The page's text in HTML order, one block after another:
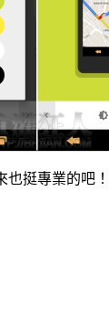
也挺專業的吧